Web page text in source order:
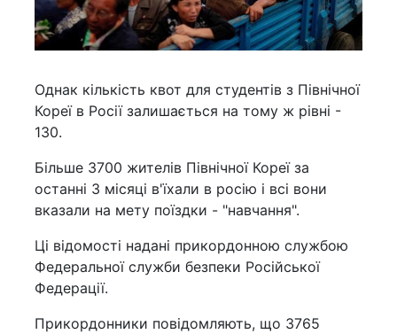
Однак кількість квот для студентів з Північної
Кореї в Росії залишається на тому ж рівні -
130.
Більше 3700 жителів Північної Кореї за
останні 3 місяці в'їхали в росію і всі вони
вказали на мету поїздки - "навчання".
Ці відомості надані прикордонною службою
Федеральної служби безпеки Російської
Федерації.
Прикордонники повідомляють, що 3765